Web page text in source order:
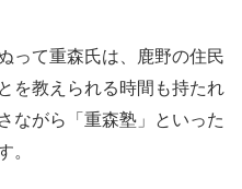
って重森氏は、鹿野の住民
を教えられる時間も持たれ
ながら「重森塾」といった
。